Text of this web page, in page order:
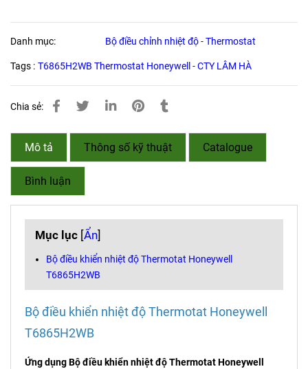
Danh mục: Bộ điều chỉnh nhiệt độ - Thermostat
Tags : T6865H2WB Thermostat Honeywell - CTY LÂM HÀ
Chia sẻ:
Mô tả Thông số kỹ thuật Catalogue
Bình luận
Mục lục [Ẩn]
Bộ điều khiển nhiệt độ Thermotat Honeywell
T6865H2WB
Bộ điều khiển nhiệt độ Thermotat Honeywell
T6865H2WB
Ứng dụng Bộ điều khiển nhiệt độ Thermotat Honeywell